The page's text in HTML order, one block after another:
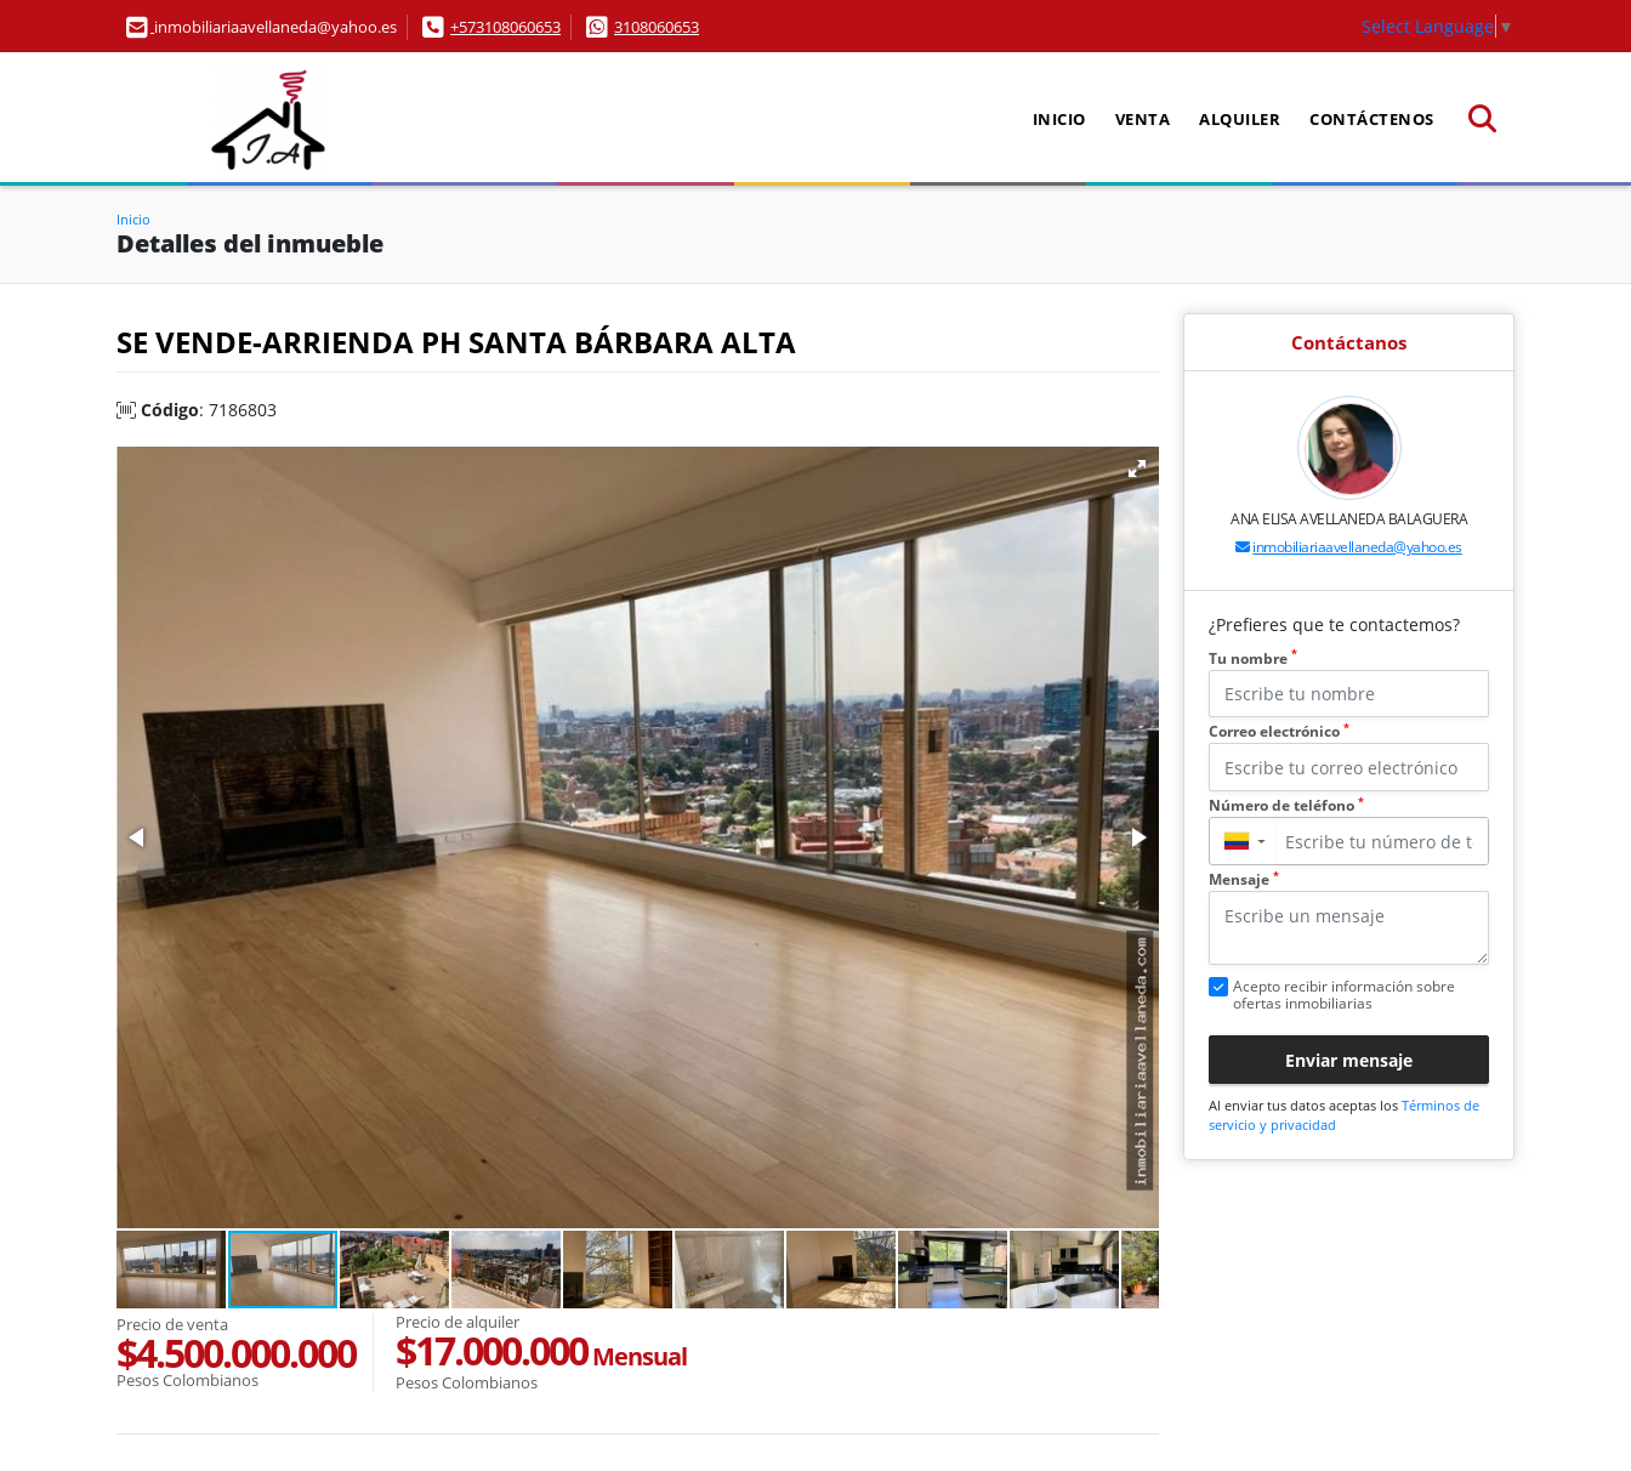
inmobiliariaavellaneda@yahoo.es +573108060653 3108060653 Select Language ▼
INICIO VENTA ALQUILER CONTÁCTENOS
Inicio
Detalles del inmueble
SE VENDE-ARRIENDA PH SANTA BÁRBARA ALTA
Código: 7186803
Precio de venta
$4.500.000.000
Pesos Colombianos
Precio de alquiler
$17.000.000Mensual
Pesos Colombianos
Contáctanos
ANA ELISA AVELLANEDA BALAGUERA
inmobiliariaavellaneda@yahoo.es
¿Prefieres que te contactemos?
Tu nombre *
Correo electrónico *
Número de teléfono *
▼
Mensaje *
Acepto recibir información sobre
ofertas inmobiliarias
Enviar mensaje
Al enviar tus datos aceptas los Términos de
servicio y privacidad